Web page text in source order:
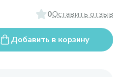
0Оставить отзыв
Добавить в корзину